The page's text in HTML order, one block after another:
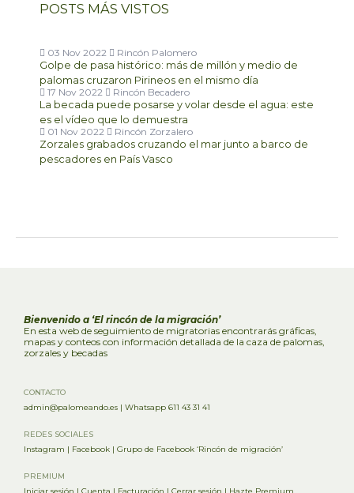
POSTS MÁS VISTOS
03 Nov 2022
Rincón Palomero
Golpe de pasa histórico: más de millón y medio de
palomas cruzaron Pirineos en el mismo día
17 Nov 2022
Rincón Becadero
La becada puede posarse y volar desde el agua: este
es el vídeo que lo demuestra
01 Nov 2022
Rincón Zorzalero
Zorzales grabados cruzando el mar junto a barco de
pescadores en País Vasco
Bienvenido a ‘El rincón de la migración’
En esta web de seguimiento de migratorias encontrarás gráficas,
mapas y conteos con información detallada de la caza de palomas,
zorzales y becadas
CONTACTO
admin@palomeando.es | Whatsapp 611 43 31 41
REDES SOCIALES
Instagram | Facebook | Grupo de Facebook ‘Rincón de migración’
PREMIUM